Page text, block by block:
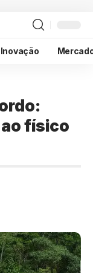
Inovação
físico